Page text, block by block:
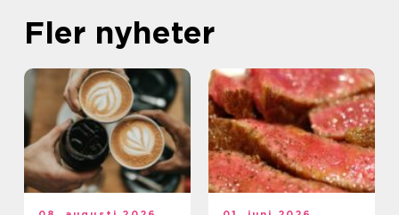
Fler nyheter